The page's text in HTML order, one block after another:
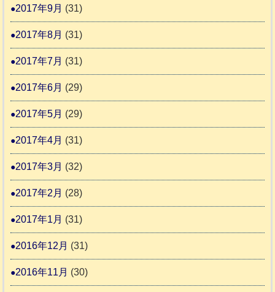
2017年9月 (31)
2017年8月 (31)
2017年7月 (31)
2017年6月 (29)
2017年5月 (29)
2017年4月 (31)
2017年3月 (32)
2017年2月 (28)
2017年1月 (31)
2016年12月 (31)
2016年11月 (30)